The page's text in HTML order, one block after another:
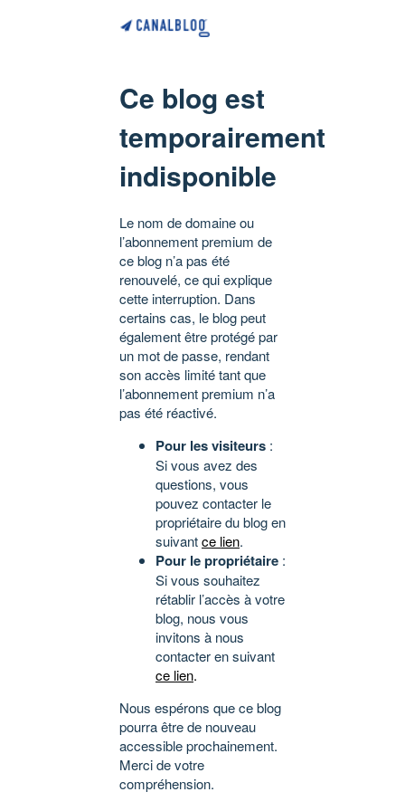
Ce blog est
temporairement
indisponible
Le nom de domaine ou
l’abonnement premium de
ce blog n’a pas été
renouvelé, ce qui explique
cette interruption. Dans
certains cas, le blog peut
également être protégé par
un mot de passe, rendant
son accès limité tant que
l’abonnement premium n’a
pas été réactivé.
Pour les visiteurs :
Si vous avez des
questions, vous
pouvez contacter le
propriétaire du blog en
suivantce lien.
Pour le propriétaire :
Si vous souhaitez
rétablir l’accès à votre
blog, nous vous
invitons à nous
contacter en suivant
ce lien.
Nous espérons que ce blog
pourra être de nouveau
accessible prochainement.
Merci de votre
compréhension.